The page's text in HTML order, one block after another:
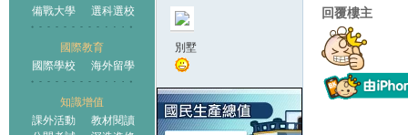
備戰大學
選科選校
國際教育
國際學校
海外留學
知識增值
課外活動
教材閱讀
別墅
回覆樓主